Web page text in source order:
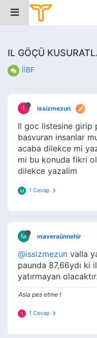
IL GÖÇÜ
İİBF
I issizmezun
Il goc listesine girip
basvuran insanlar
acaba dilekce mi
mi bu konuda fikri
dilekce yazalim
M 1 Cevap
M maveraünnehir
@issizmezun valla
paunda 87,66ydı ki
yatırmayan olacaktır.
Asla pes etme !
I 1 Cevap